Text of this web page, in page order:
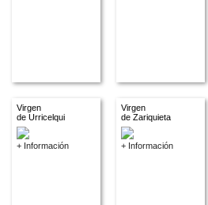
Virgen
de Urricelqui
+ Información
Virgen
de Zariquieta
+ Información